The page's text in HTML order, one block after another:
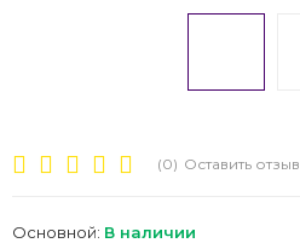
(0) Оставить отзыв
Основной: В наличии